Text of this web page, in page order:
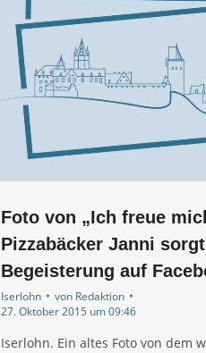
Foto von „Ich freue
Pizzabäcker Janni
Begeisterung auf
Iserlohn von Redaktion
27. Oktober 2015 um 09:46
Iserlohn. Ein altes Foto von dem